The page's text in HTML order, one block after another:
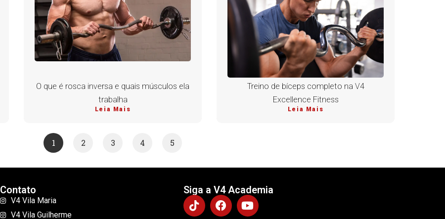
O que é rosca inversa e quais músculos ela
trabalha
Leia Mais
Treino de bíceps completo na V4
Excellence Fitness
Leia Mais
1 2 3 4 5
Contato
V4 Vila Maria
V4 Vila Guilherme
Siga a V4 Academia